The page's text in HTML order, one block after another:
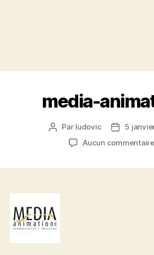
media-
Auteur
l’article
Par ludovic
Date
5
Aucun commentaire